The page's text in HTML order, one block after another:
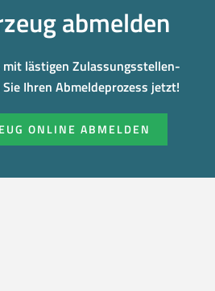
abmelden
mit lästigen Zulassungsstellen-
Ihren Abmeldeprozess jetzt!
ONLINE ABMELDEN